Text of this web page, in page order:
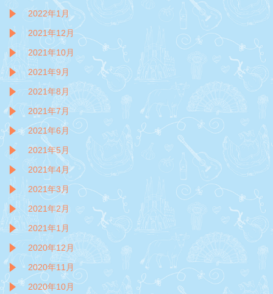
2022年1月
2021年12月
2021年10月
2021年9月
2021年8月
2021年7月
2021年6月
2021年5月
2021年4月
2021年3月
2021年2月
2021年1月
2020年12月
2020年11月
2020年10月